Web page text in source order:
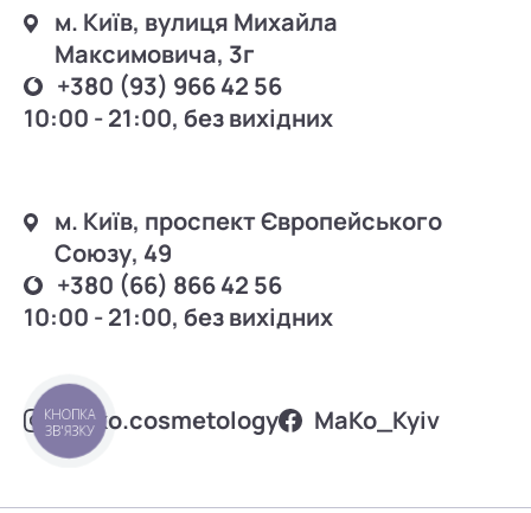
м. Київ, вулиця Михайла
Максимовича, 3г
+380 (93) 966 42 56
10:00 - 21:00, без вихідних
м. Київ, проспект Європейського
Союзу, 49
+380 (66) 866 42 56
10:00 - 21:00, без вихідних
mako.cosmetology MаKo_Kyiv
КНОПКА
ЗВ'ЯЗКУ